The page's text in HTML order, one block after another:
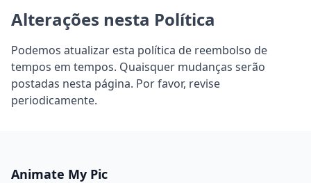
Alterações nesta Política
Podemos atualizar esta política de reembolso de
tempos em tempos. Quaisquer mudanças serão
postadas nesta página. Por favor, revise
periodicamente.
Animate My Pic